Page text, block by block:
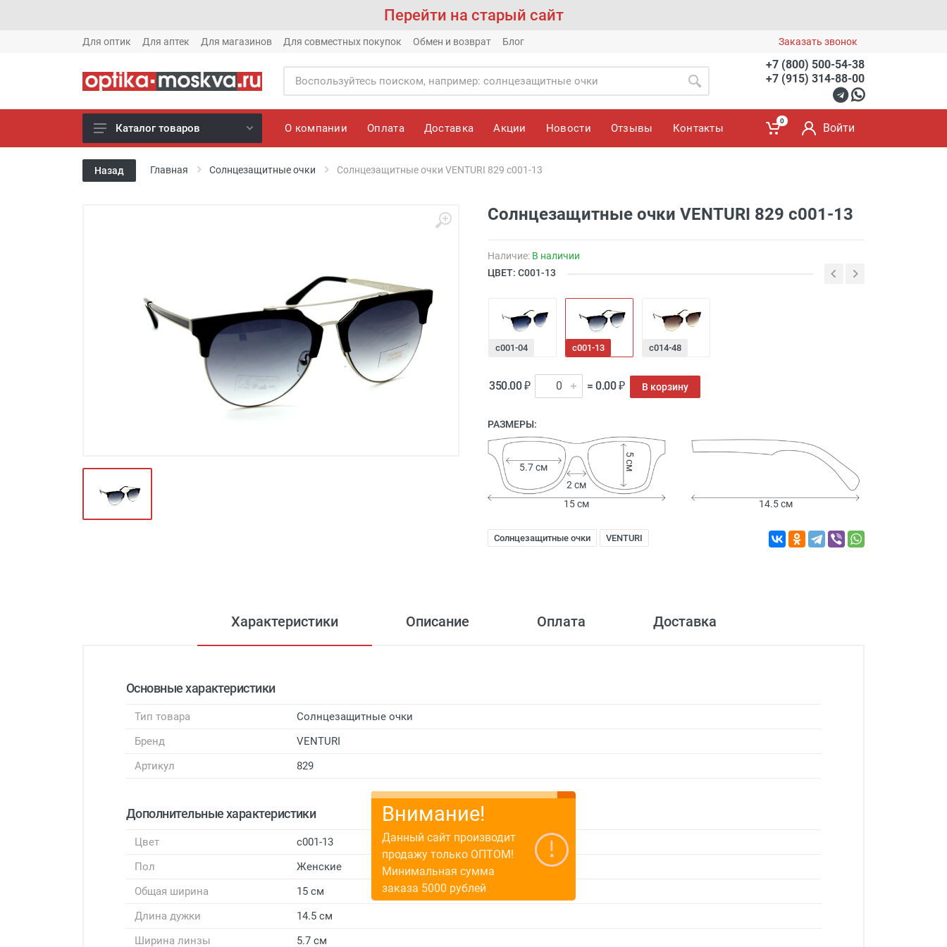
Перейти на старый сайт
Для оптик Для аптек Для магазинов Для совместных покупок Обмен и возврат Блог Заказать звонок
+7 (800) 500-54-38
+7 (915) 314-88-00
Новое готовые очки (1621)
Новое солнце (1613)
Футляры и мешки (1412)
Красота и здоровье (353)
Атрибуты для оптики (59)
Каталог товаров О компании Оплата Доставка Акции Новости Отзывы Контакты
0
Войти
Назад Главная Солнцезащитные очки Солнцезащитные очки VENTURI 829 с001-13
Солнцезащитные очки VENTURI 829 с001-13
Наличие: В наличии
ЦВЕТ: С001-13
с001-04 с001-13 с014-48
350.00 ₽ = 0.00 ₽ В корзину
РАЗМЕРЫ:
2 см
5.7 см 5 см
15 см 14.5 см
Солнцезащитные очки VENTURI
Характеристики Описание Оплата Доставка
Основные характеристики
Тип товара
Солнцезащитные очки
Бренд
VENTURI
Артикул
829
Дополнительные характеристики
Цвет
с001-13
Пол
Женские
Общая ширина
15 см
Длина дужки
14.5 см
Ширина линзы
5.7 см
Внимание!
Данный сайт производит
продажу только ОПТОМ!
Минимальная сумма
заказа 5000 рублей